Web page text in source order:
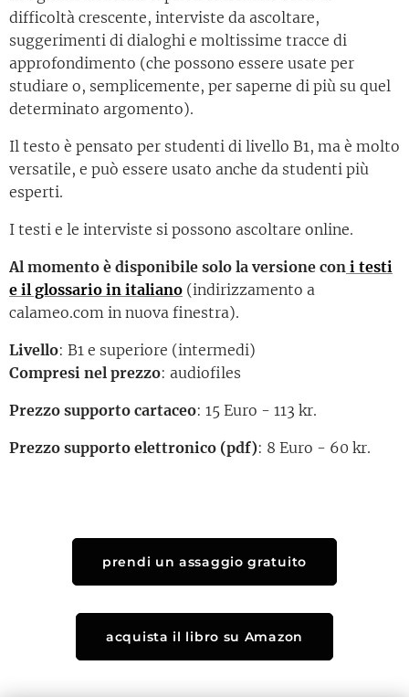
difficoltà crescente, interviste da ascoltare,
suggerimenti di dialoghi e moltissime tracce di
approfondimento (che possono essere usate per
studiare o, semplicemente, per saperne di più su quel
determinato argomento).
Il testo è pensato per studenti di livello B1, ma è molto
versatile, e può essere usato anche da studenti più
esperti.
I testi e le interviste si possono ascoltare online.
Al momento è disponibile solo la versione con i testi
e il glossario in italiano (indirizzamento a
calameo.com in nuova finestra).
Livello: B1 e superiore (intermedi)
Compresi nel prezzo: audiofiles
Prezzo supporto cartaceo: 15 Euro - 113 kr.
Prezzo supporto elettronico (pdf): 8 Euro - 60 kr.
prendi un assaggio gratuito
acquista il libro su Amazon